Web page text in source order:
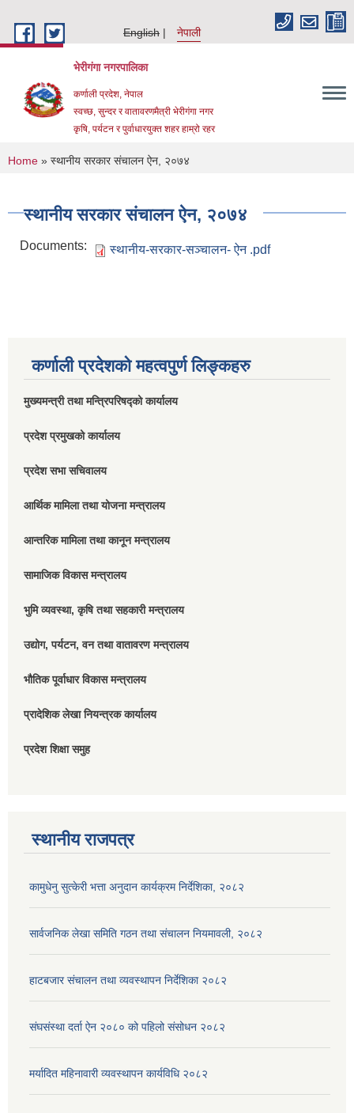
English
नेपाली
भेरीगंगा नगरपालिका
कर्णाली प्रदेश, नेपाल
स्वच्छ, सुन्दर र वातावरणमैत्री भेरीगंगा नगर
कृषि, पर्यटन र पुर्वाधारयुक्त शहर हाम्रो रहर
You are here
Home » स्थानीय सरकार संचालन ऐन, २०७४
स्थानीय सरकार संचालन ऐन, २०७४
Documents: स्थानीय-सरकार-सञ्चालन- ऐन .pdf
कर्णाली प्रदेशको महत्वपुर्ण लिङ्कहरु
मुख्यमन्त्री तथा मन्त्रिपरिषद्को कार्यालय
प्रदेश प्रमुखको कार्यालय
प्रदेश सभा सचिवालय
आर्थिक मामिला तथा योजना मन्त्रालय
आन्तरिक मामिला तथा कानून मन्त्रालय
सामाजिक विकास मन्त्रालय
भुमि व्यवस्था, कृषि तथा सहकारी मन्त्रालय
उद्योग, पर्यटन, वन तथा वातावरण मन्त्रालय
भौतिक पूर्वाधार विकास मन्त्रालय
प्रादेशिक लेखा नियन्त्रक कार्यालय
प्रदेश शिक्षा समुह
स्थानीय राजपत्र
कामुधेनु सुत्केरी भत्ता अनुदान कार्यक्रम निर्देशिका, २०८२
सार्वजनिक लेखा समिति गठन तथा संचालन नियमावली, २०८२
हाटबजार संचालन तथा व्यवस्थापन निर्देशिका २०८२
संघसंस्था दर्ता ऐन २०८० को पहिलो संसोधन २०८२
मर्यादित महिनावारी व्यवस्थापन कार्यविधि २०८२